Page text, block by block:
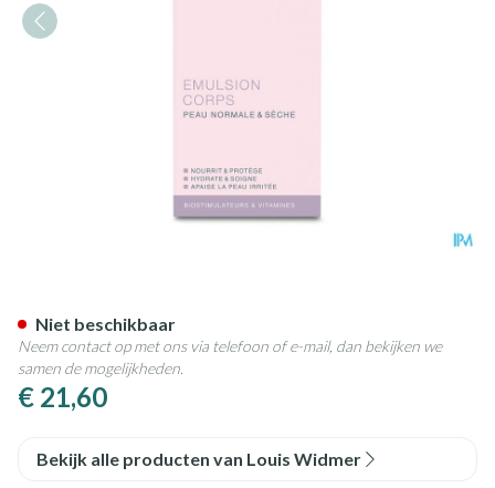
€ 21,60
Niet beschikbaar
Neem contact op met ons via telefoon of e-mail, dan bekijken we
samen de mogelijkheden.
Bekijk alle producten van Louis Widmer